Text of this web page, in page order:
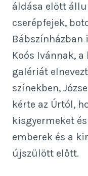
áldása előtt
cserépfejek,
Bábszínházban
Koós Ivánnak,
galériát
színekben,
kérte az Úrtól,
kisgyermeket
emberek és a
újszülött előtt.